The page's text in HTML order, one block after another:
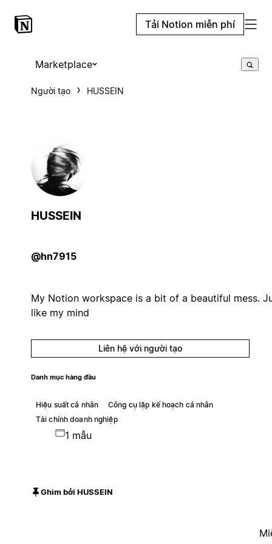
Tải Notion miễn phí
Marketplace
Người tạo HUSSEIN
HUSSEIN
@hn7915
My Notion workspace is a bit of a beautiful mess.
like my mind
Liên hệ với người tạo
Danh mục hàng đầu
Hiệu suất cá nhân
Công cụ lập kế hoạch cá nhân
Tài chính doanh nghiệp
1 mẫu
Ghim bởi HUSSEIN